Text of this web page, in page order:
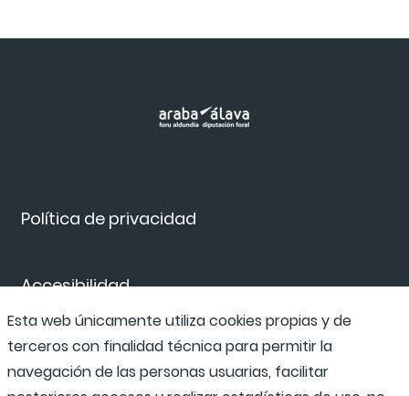
Política de privacidad
Accesibilidad
Canal de denuncias
Esta web únicamente utiliza cookies propias y de
terceros con finalidad técnica para permitir la
navegación de las personas usuarias, facilitar